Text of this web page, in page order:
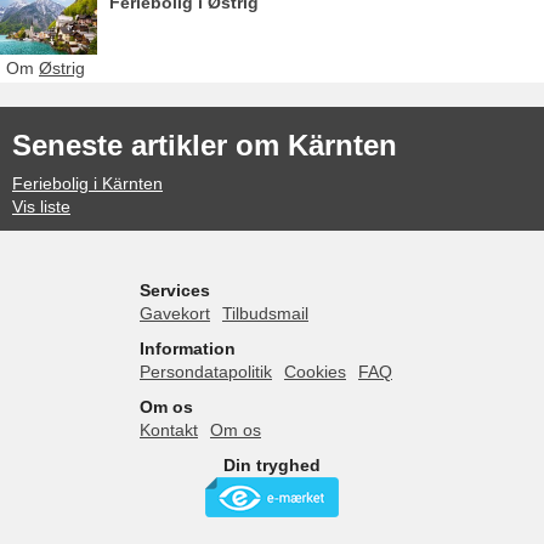
Om Østrig
Seneste artikler om Kärnten
Feriebolig i Kärnten
Vis liste
Services
Gavekort
Tilbudsmail
Information
Persondatapolitik
Cookies
FAQ
Om os
Kontakt
Om os
Din tryghed